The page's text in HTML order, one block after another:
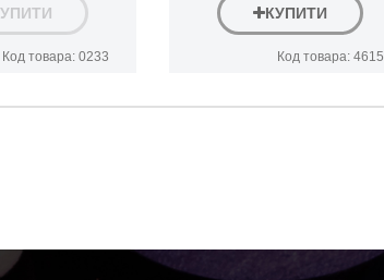
Код товара: 0233
КУПИТИ
Код товара: 4615